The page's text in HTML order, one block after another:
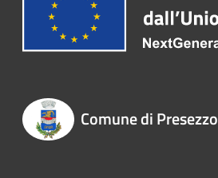
Comune di Presezzo